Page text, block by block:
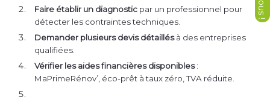
Faire établir un diagnostic par un professionnel pour
détecter les contraintes techniques.
Demander plusieurs devis détaillésà des entreprises
qualifiées.
Vérifier les aides financières disponibles:
MaPrimeRénov’, éco-prêt à taux zéro, TVA réduite.